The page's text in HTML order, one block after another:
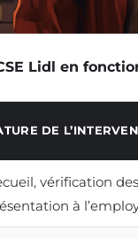
Lidl en
DE
vérification
à